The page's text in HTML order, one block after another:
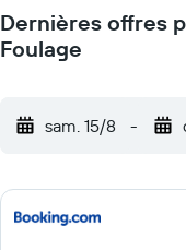
repasser. Le
des draps sont
est fourni tous les jours.
Dernières offres
Foulage
sam. 15/8 -